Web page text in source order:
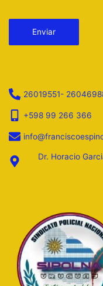
26019551-
+598 99 266 366
Dr. Horacio